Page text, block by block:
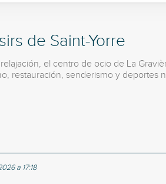
de Saint-Yorre
el centro de ocio de La
restauración, senderismo y deportes
a 17:18